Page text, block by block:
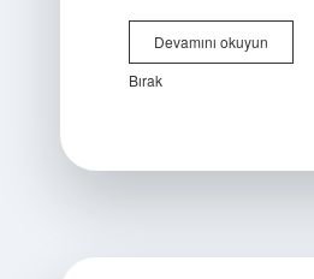
Devamını okuyunPoğaça
tepsiye
?
Bırak